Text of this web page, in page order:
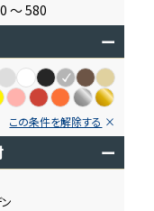
〜580
ー
この条件を解除する
ー